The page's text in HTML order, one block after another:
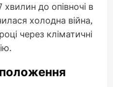
хвилин до опівночі в
холодна війна,
через кліматичні